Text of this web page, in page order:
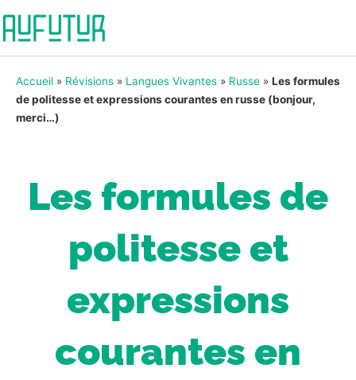
Accueil » Révisions » Langues Vivantes » Russe » Les formules
de politesse et expressions courantes en russe (bonjour,
merci…)
Les formules de
politesse et
expressions
courantes en